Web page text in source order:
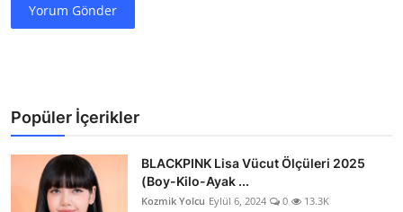
Yorum Gönder
Popüler İçerikler
BLACKPINK Lisa Vücut Ölçüleri 2025
(Boy-Kilo-Ayak ...
Kozmik Yolcu Eylül 6, 2024 0 13.3K